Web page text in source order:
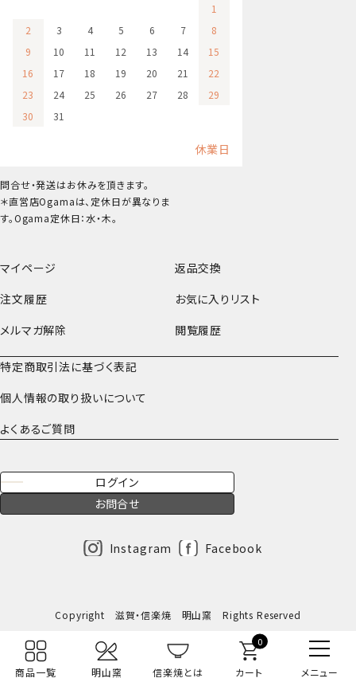
0
マイページ
返品交換
注文履歴
お気に入りリスト
メルマガ解除
閲覧履歴
特定商取引法に基づく表記
個人情報の取り扱いについて
よくあるご質問
ログイン
お問合せ
Instagram Facebook
1
2
3 4 5 6 7
8
9
10 11 12 13 14
15
16
17 18 19 20 21
22
23
24 25 26 27 28
29
30
31
休業日
問合せ・発送はお休みを頂きます。
＊直営店Ogamaは、定休日が異なりま
す。Ogama定休日：水・木。
Copyright 滋賀・信楽焼 明山窯 Rights Reserved